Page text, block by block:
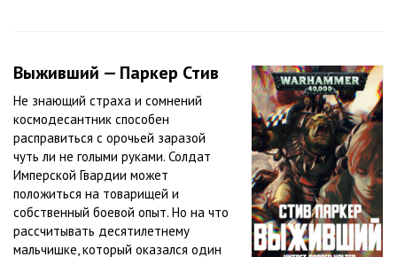
Выживший — Паркер Стив
Не знающий страха и сомнений
космодесантник способен
расправиться с орочьей заразой
чуть ли не голыми руками. Солдат
Имперской Гвардии может
положиться на товарищей и
собственный боевой опыт. Но на что
рассчитывать десятилетнему
мальчишке, который оказался один